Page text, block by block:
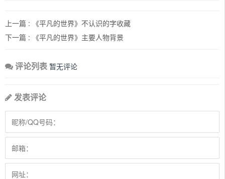
上一篇 : 《平凡的世界》不认识的字收藏
下一篇 : 《平凡的世界》主要人物背景
评论列表 暂无评论
发表评论